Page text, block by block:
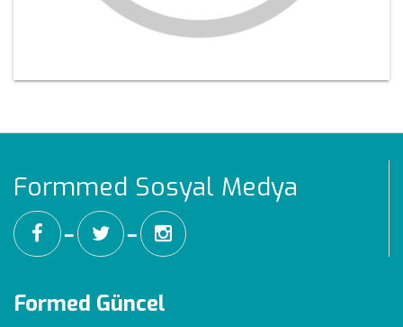
Formmed Sosyal Medya
━ ━
Formed Güncel